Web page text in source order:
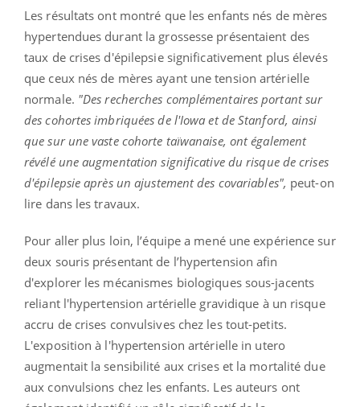
Les résultats ont montré que les enfants nés de mères
hypertendues durant la grossesse présentaient des
taux de crises d'épilepsie significativement plus élevés
que ceux nés de mères ayant une tension artérielle
normale. "Des recherches complémentaires portant sur
des cohortes imbriquées de l'Iowa et de Stanford, ainsi
que sur une vaste cohorte taïwanaise, ont également
révélé une augmentation significative du risque de crises
d'épilepsie après un ajustement des covariables", peut-on
lire dans les travaux.
Pour aller plus loin, l’équipe a mené une expérience sur
deux souris présentant de l’hypertension afin
d'explorer les mécanismes biologiques sous-jacents
reliant l'hypertension artérielle gravidique à un risque
accru de crises convulsives chez les tout-petits.
L'exposition à l'hypertension artérielle in utero
augmentait la sensibilité aux crises et la mortalité due
aux convulsions chez les enfants. Les auteurs ont